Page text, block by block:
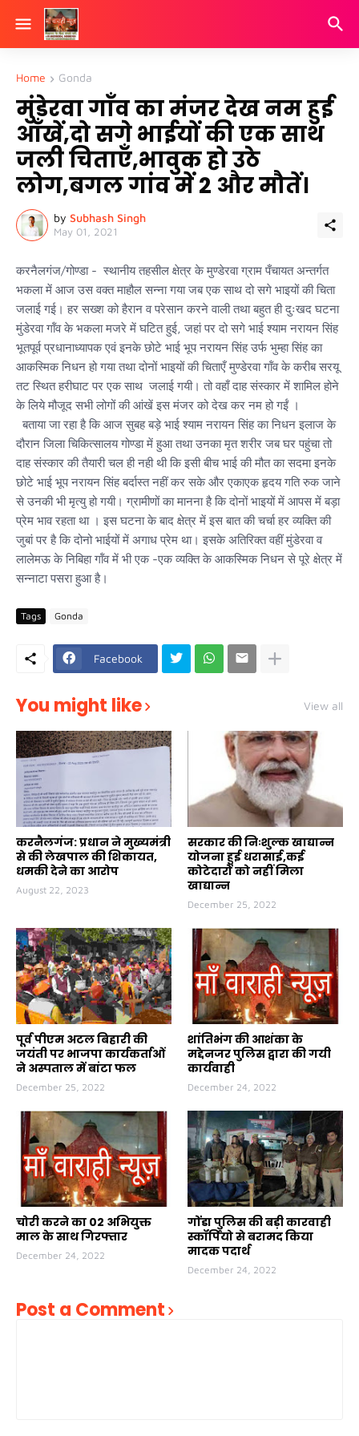
Home Gonda
मुंडेरवा गाँव का मंजर देख नम हुई
आँखें,दो सगे भाईयों की एक साथ
जली चिताएँ,भावुक हो उठे
लोग,बगल गांव में 2 और मौतें।
by Subhash Singh
May 01, 2021
करनैलगंज/गोण्डा - स्थानीय तहसील क्षेत्र के मुण्डेरवा ग्राम पँचायत अन्तर्गत
भकला में आज उस वक्त माहौल सन्ना गया जब एक साथ दो सगे भाइयों की चिता
जलाई गई। हर सख्श को हैरान व परेसान करने वाली तथा बहुत ही दुःखद घटना
मुंडेरवा गॉंव के भकला मजरे में घटित हुई, जहां पर दो सगे भाई श्याम नरायन सिंह
भूतपूर्व प्रधानाध्यापक एवं इनके छोटे भाई भूप नरायन सिंह उर्फ भुम्हा सिंह का
आकस्मिक निधन हो गया तथा दोनों भाइयों की चिताएँ मुण्डेरवा गॉंव के करीब सरयू
तट स्थित हरीघाट पर एक साथ जलाई गयी। तो वहाँ दाह संस्कार में शामिल होने
के लिये मौजूद सभी लोगों की आंखें इस मंजर को देख कर नम हो गईं ।
बताया जा रहा है कि आज सुबह बड़े भाई श्याम नरायन सिंह का निधन इलाज के
दौरान जिला चिकित्सालय गोण्डा में हुआ तथा उनका मृत शरीर जब घर पहुंचा तो
दाह संस्कार की तैयारी चल ही नही थी कि इसी बीच भाई की मौत का सदमा इनके
छोटे भाई भूप नरायन सिंह बर्दास्त नहीं कर सके और एकाएक हृदय गति रुक जाने
से उनकी भी मृत्यु हो गयी। ग्रामीणों का मानना है कि दोनों भाइयों में आपस में बड़ा
प्रेम भाव रहता था । इस घटना के बाद क्षेत्र में इस बात की चर्चा हर व्यक्ति की
जुबां पर है कि दोनो भाईयों में अगाध प्रेम था। इसके अतिरिक्त वहीं मुंडेरवा व
लालेमऊ के निबिहा गॉंव में भी एक -एक व्यक्ति के आकस्मिक निधन से पूरे क्षेत्र में
सन्नाटा पसरा हुआ है।
Tags Gonda
Facebook
You might like View all
करनैलगंज: प्रधान ने मुख्यमंत्री
से की लेखपाल की शिकायत,
धमकी देने का आरोप
August 22, 2023
सरकार की निःशुल्क खाद्यान्न
योजना हुई धरासाई,कई
कोटेदारों को नहीं मिला
खाद्यान्न
December 25, 2022
पूर्व पीएम अटल बिहारी की
जयंती पर भाजपा कार्यकर्ताओं
ने अस्पताल में बांटा फल
December 25, 2022
शांतिभंग की आशंका के
मद्देनजर पुलिस द्वारा की गयी
कार्यवाही
December 24, 2022
चोरी करने का 02 अभियुक्त
माल के साथ गिरफ्तार
December 24, 2022
गोंडा पुलिस की बड़ी कारवाही
स्कॉर्पियो से बरामद किया
मादक पदार्थ
December 24, 2022
Post a Comment